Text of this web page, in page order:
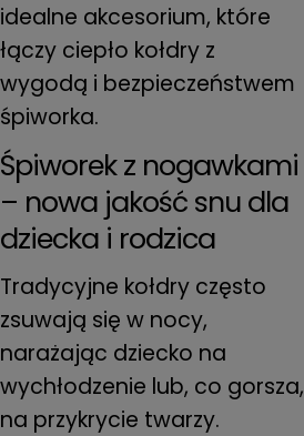
idealne akcesorium, które
łączy ciepło kołdry z
wygodą i bezpieczeństwem
śpiworka.
Śpiworek z nogawkami
– nowa jakość snu dla
dziecka i rodzica
Tradycyjne kołdry często
zsuwają się w nocy,
narażając dziecko na
wychłodzenie lub, co gorsza,
na przykrycie twarzy.